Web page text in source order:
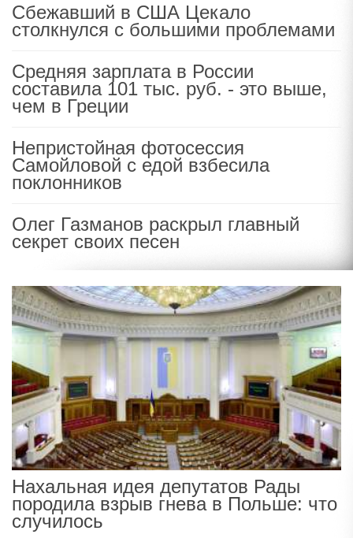
Сбежавший в США Цекало
столкнулся с большими проблемами
Средняя зарплата в России
составила 101 тыс. руб. - это выше,
чем в Греции
Непристойная фотосессия
Самойловой с едой взбесила
поклонников
Олег Газманов раскрыл главный
секрет своих песен
Нахальная идея депутатов Рады
породила взрыв гнева в Польше: что
случилось